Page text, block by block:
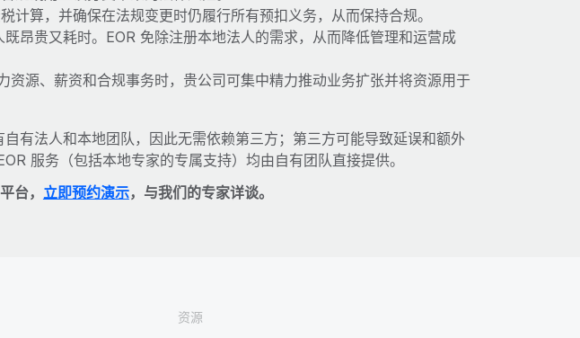
计算，并确保在法规变更时仍履行所有预扣义务，从而保持合规。
昂贵又耗时。EOR 免除注册本地法人的需求，从而降低管理和运营成
资源、薪资和合规事务时，贵公司可集中精力推动业务扩张并将资源用于
有法人和本地团队，因此无需依赖第三方；第三方可能导致延误和额外
服务（包括本地专家的专属支持）均由自有团队直接提供。
台， 立即预约演示，与我们的专家详谈。
资源